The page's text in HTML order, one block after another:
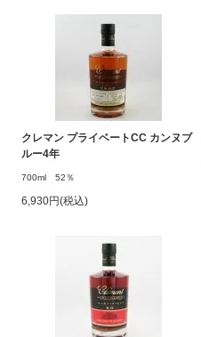
クレマン プライベートCC カンヌブ
ルー4年
700ml 52％
6,930円(税込)